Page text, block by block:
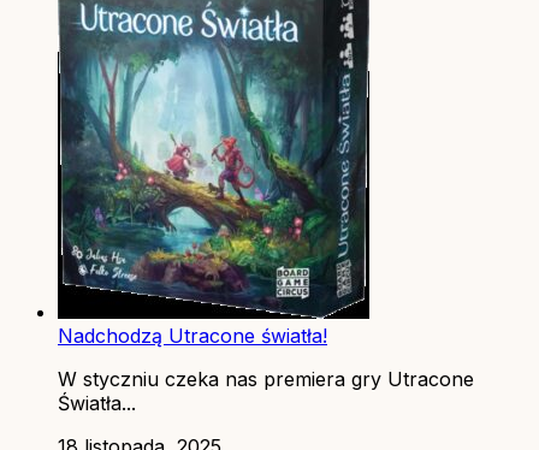
Nadchodzą Utracone światła!
W styczniu czeka nas premiera gry Utracone
Światła...